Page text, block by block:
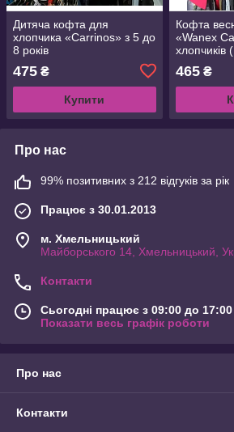
Дитяча кофта для
хлопчика «Carrinos» з 5 до
8 років
475 ₴
Купити
Кофта
«Wanex
хлопчиків
465₴
Про нас
99% позитивних з 212 відгуків за рік
Працює з 30.01.2013
м. Хмельницький
Майборського 14, Хмельницький,
Контакти
Сьогодні працює з 09:00 до 17:00
Показати весь графік роботи
Про нас
Контакти